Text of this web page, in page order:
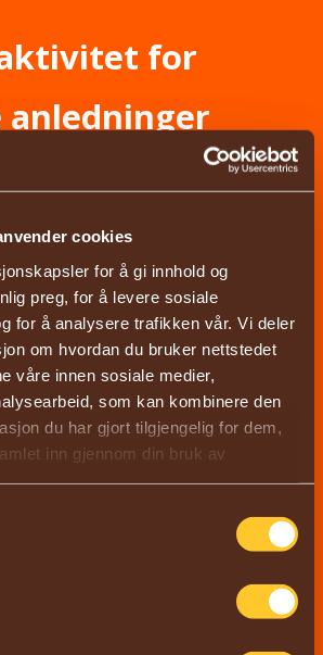
cookies
for å gi innhold og
preg, for å levere sosiale
for å analysere trafikken vår. Vi deler
om hvordan du bruker nettstedet
våre innen sosiale medier,
som kan kombinere den
du har gjort tilgjengelig for dem,
inn gjennom din bruk av
for
anledninger
en bursdag, et jubileum, en
innendørs minigolf en
måte å feire på.
for tilpassede
kan Out of Bounds
opplevelse for
oss, støtter
Out of Bounds, støtter du
startet av lokale ildsjeler